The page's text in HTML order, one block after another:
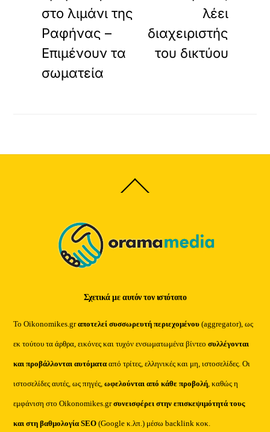
στο λιμάνι της
Ραφήνας –
Επιμένουν τα
σωματεία
λέει
διαχειριστής
του δικτύου
Back
To
Σχετικά με αυτόν τον ιστότοπο
Το Oikonomikes.grαποτελεί συσσωρευτή περιεχομένου (aggregator), ως
εκ τούτου τα άρθρα, εικόνες και τυχόν ενσωματωμένα βίντεοσυλλέγονται
και προβάλλονται αυτόματααπό τρίτες, ελληνικές και μη, ιστοσελίδες. Οι
ιστοσελίδες αυτές, ως πηγές,ωφελούνται από κάθε προβολή, καθώς η
εμφάνιση στο Oikonomikes.grσυνεισφέρει στην επισκεψιμότητά τους
και στη βαθμολογία SEO (Google κ.λπ.) μέσω backlink κοκ.